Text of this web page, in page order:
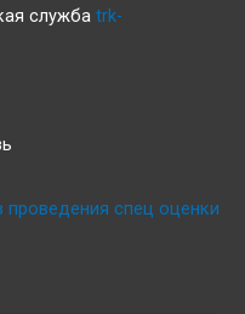
служба trk-
проведения спец оценки